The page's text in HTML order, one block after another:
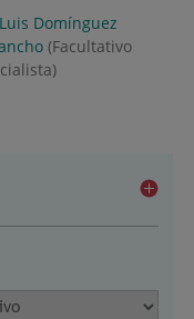
Domínguez
(Facultativo